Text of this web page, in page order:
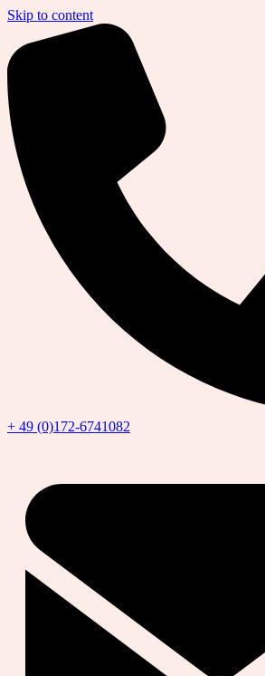
Skip to content
+ 49 (0)172-6741082